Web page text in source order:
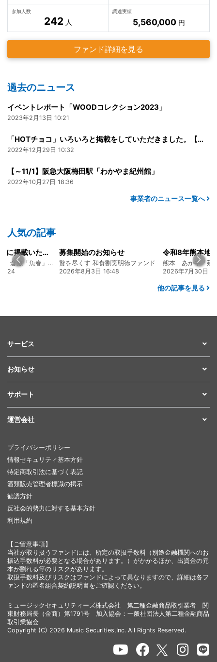
参加人数
242人
調達実績
5,560,000 円
ファンド詳細を見る
過去のニュース
イベントレポート「WOODコレクション2023」
2023年2月13日 10:21
「HOTチョコ」いろいろと掲載をしていただきました。【株式会社エムアファブリー】
2022年12月29日 10:32
【～11/1】阪急大阪梅田駅「わかやま紀州館」
2022年10月27日 18:36
事業者のニュース一覧へ
人気の記事
始のお知らせ
す 和食割烹明徳ファンド
8月3日 16:48
令和8年熊本地震に関するご報告
熊本 あか牛「延寿牛」ファンド2026
2026年7月30日 15:25
2026年8
他の記事を見る
サービス
お知らせ
サポート
運営会社
プライバシーポリシー
情報セキュリティ基本方針
特定商取引法に基づく表記
酒類販売管理者標識の掲示
勧誘方針
反社会的勢力に対する基本方針
利用規約
【ご留意事項】
当社が取り扱うファンドには、所定の取扱手数料（別途金融機関へのお
振込手数料が必要となる場合があります。）がかかるほか、出資金の元
本が割れる等のリスクがあります。
取扱手数料及びリスクはファンドによって異なりますので、詳細は各フ
ァンドの匿名組合契約説明書をご確認ください。
ミュージックセキュリティーズ株式会社 第二種金融商品取引業者 関
東財務局長（金商）第1791号 加入協会：一般社団法人第二種金融商品
取引業協会
Copyright (C) 2026 Music Securities,Inc. All Rights Reserved.